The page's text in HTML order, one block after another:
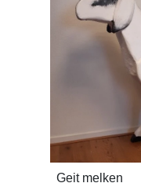
Geit melken